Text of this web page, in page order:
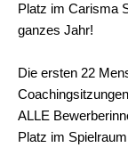
Platz im Carisma
ganzes Jahr!
Die ersten 22
ALLE
Platz im